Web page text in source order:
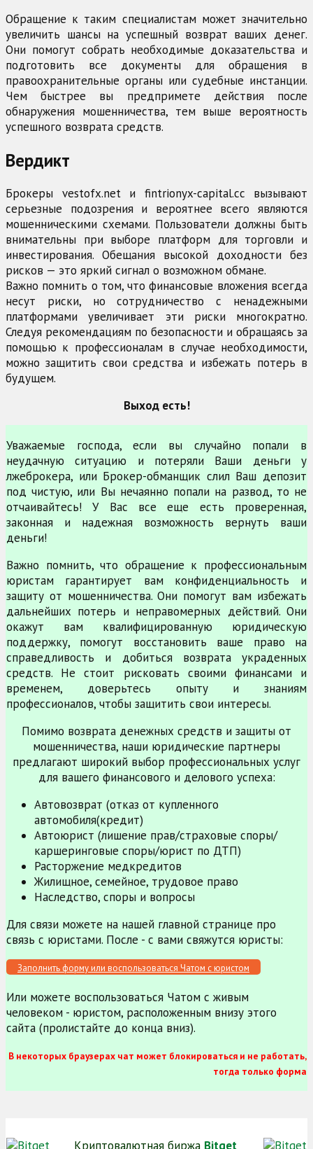
Обращение к таким специалистам может значительно
увеличить шансы на успешный возврат ваших денег.
Они помогут собрать необходимые доказательства и
подготовить все документы для обращения в
правоохранительные органы или судебные инстанции.
Чем быстрее вы предпримете действия после
обнаружения мошенничества, тем выше вероятность
успешного возврата средств.
Вердикт
Брокеры vestofx.net и fintrionyx-capital.cc вызывают
серьезные подозрения и вероятнее всего являются
мошенническими схемами. Пользователи должны быть
внимательны при выборе платформ для торговли и
инвестирования. Обещания высокой доходности без
рисков — это яркий сигнал о возможном обмане.
Важно помнить о том, что финансовые вложения всегда
несут риски, но сотрудничество с ненадежными
платформами увеличивает эти риски многократно.
Следуя рекомендациям по безопасности и обращаясь за
помощью к профессионалам в случае необходимости,
можно защитить свои средства и избежать потерь в
будущем.
Выход есть!
Уважаемые господа, если вы случайно попали в
неудачную ситуацию и потеряли Ваши деньги у
лжеброкера, или Брокер-обманщик слил Ваш депозит
под чистую, или Вы нечаянно попали на развод, то не
отчаивайтесь! У Вас все еще есть проверенная,
законная и надежная возможность вернуть ваши
деньги!
Важно помнить, что обращение к профессиональным
юристам гарантирует вам конфиденциальность и
защиту от мошенничества. Они помогут вам избежать
дальнейших потерь и неправомерных действий. Они
окажут вам квалифицированную юридическую
поддержку, помогут восстановить ваше право на
справедливость и добиться возврата украденных
средств. Не стоит рисковать своими финансами и
временем, доверьтесь опыту и знаниям
профессионалов, чтобы защитить свои интересы.
Помимо возврата денежных средств и защиты от
мошенничества, наши юридические партнеры
предлагают широкий выбор профессиональных услуг
для вашего финансового и делового успеха:
Автовозврат (отказ от купленного
автомобиля(кредит)
Автоюрист (лишение прав/страховые споры/
каршеринговые споры/юрист по ДТП)
Расторжение медкредитов
Жилищное, семейное, трудовое право
Наследство, споры и вопросы
Для связи можете на нашей главной странице про
связь с юристами. После - с вами свяжутся юристы:
Заполнить форму или воспользоваться Чатом с юристом
Или можете воспользоваться Чатом с живым
человеком - юристом, расположенным внизу этого
сайта (пролистайте до конца вниз).
В некоторых браузерах чат может блокироваться и не работать,
тогда только форма
Криптовалютная биржа Bitget